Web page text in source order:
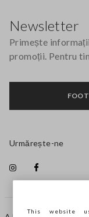
Newsletter
Primește
promoții. Pentru
Urmărește-ne
This website